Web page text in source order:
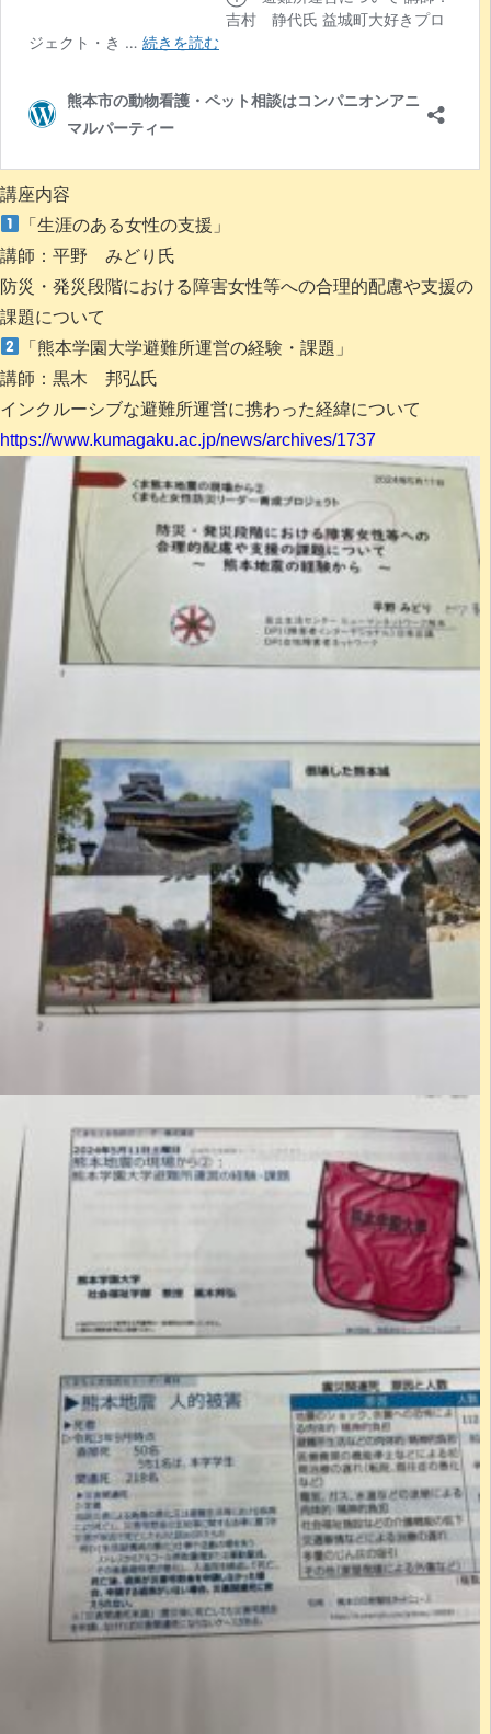
講座内容
「生涯のある女性の支援」
講師：平野 みどり氏
防災・発災段階における障害女性等への合理的配慮や支援の
課題について
「熊本学園大学避難所運営の経験・課題」
講師：黒木 邦弘氏
インクルーシブな避難所運営に携わった経緯について
https://www.kumagaku.ac.jp/news/archives/1737